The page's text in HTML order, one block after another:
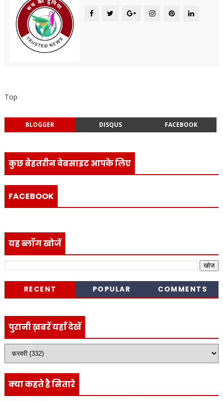
Top
BLOGGER DISQUS FACEBOOK
कुछ बेहतरीन वेबसाइट आपके लिए
FACEBOOK
यह ब्लॉग खोजें
RECENT POPULAR COMMENTS
पुरानी ख़बरें यहाँ देखें
क्या कहते है सितारे